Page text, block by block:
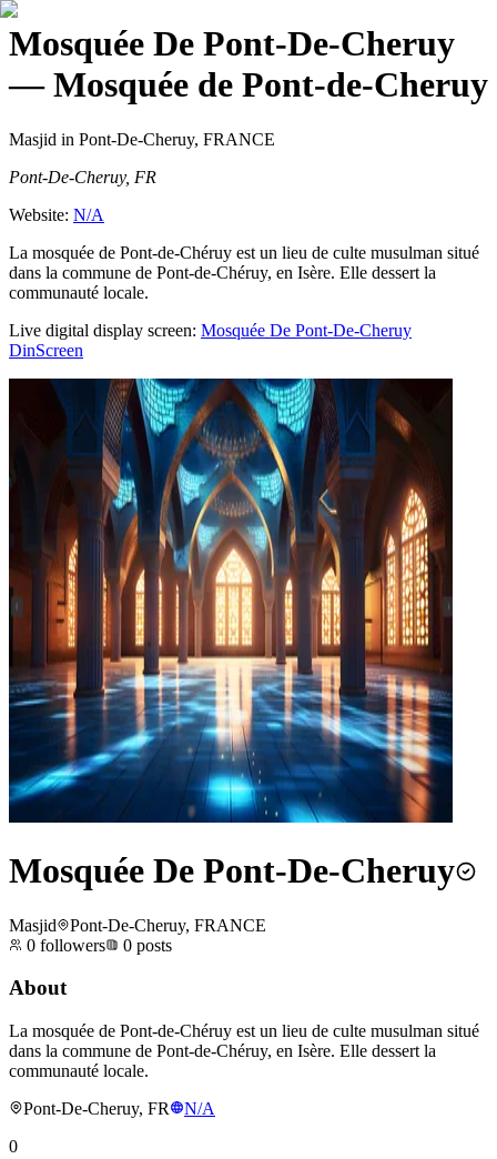
Mosquée De Pont-De-Cheruy
— Mosquée de Pont-de-Cheruy
Masjid in Pont-De-Cheruy, FRANCE
Pont-De-Cheruy, FR
Website: N/A
La mosquée de Pont-de-Chéruy est un lieu de culte musulman situé
dans la commune de Pont-de-Chéruy, en Isère. Elle dessert la
communauté locale.
Live digital display screen: Mosquée De Pont-De-Cheruy
DinScreen
Mosquée De Pont-De-Cheruy
Masjid
Pont-De-Cheruy, FRANCE
0 followers 0 posts
About
La mosquée de Pont-de-Chéruy est un lieu de culte musulman situé
dans la commune de Pont-de-Chéruy, en Isère. Elle dessert la
communauté locale.
Pont-De-Cheruy, FR
N/A
0